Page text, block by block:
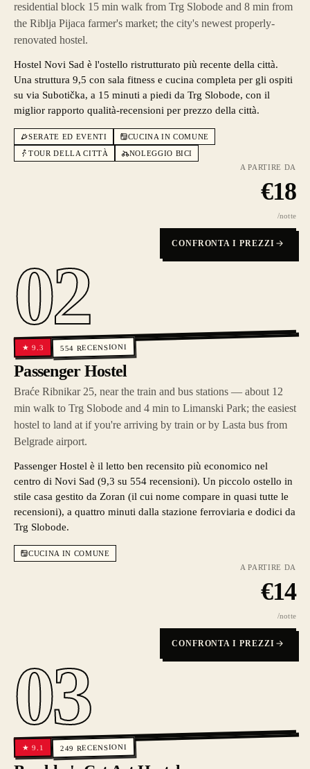
residential block 15 min walk from Trg Slobode and 8 min from
the Riblja Pijaca farmer's market; the city's newest properly-
renovated hostel.
Hostel Novi Sad è l'ostello ristrutturato più recente della città.
Una struttura 9,5 con sala fitness e cucina completa per gli ospiti
su via Subotička, a 15 minuti a piedi da Trg Slobode, con il
miglior rapporto qualità-recensioni per prezzo della città.
SERATE ED EVENTI
CUCINA IN COMUNE
TOUR DELLA CITTÀ
NOLEGGIO BICI
A PARTIRE DA
€18
/notte
CONFRONTA I PREZZI
02
★9.3 554 RECENSIONI
Passenger Hostel
Braće Ribnikar 25, near the train and bus stations — about 12
min walk to Trg Slobode and 4 min to Limanski Park; the easiest
hostel to land at if you're arriving by train or by Lasta bus from
Belgrade airport.
Passenger Hostel è il letto ben recensito più economico nel
centro di Novi Sad (9,3 su 554 recensioni). Un piccolo ostello in
stile casa gestito da Zoran (il cui nome compare in quasi tutte le
recensioni), a quattro minuti dalla stazione ferroviaria e dodici da
Trg Slobode.
CUCINA IN COMUNE
A PARTIRE DA
€14
/notte
CONFRONTA I PREZZI
03
★9.1 249 RECENSIONI